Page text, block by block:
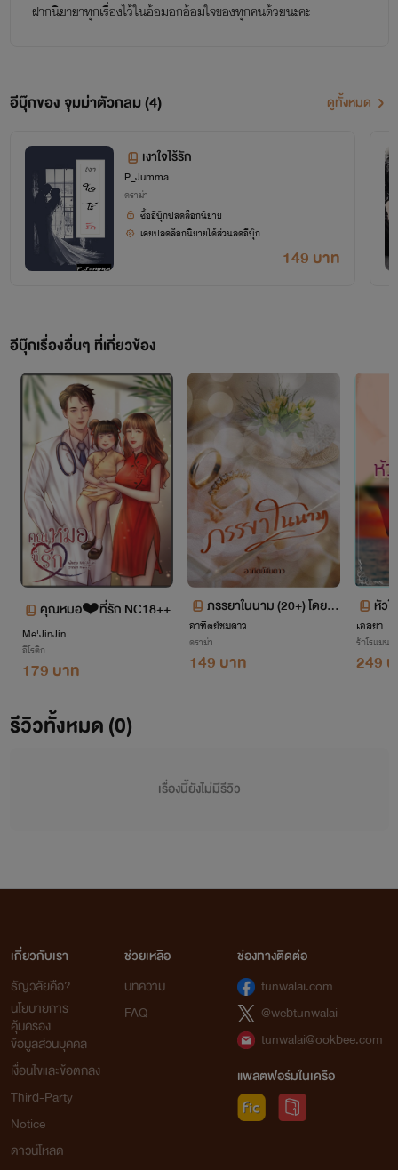
ฝากนิยายาทุกเรื่องไว้ในอ้อมอกอ้อมใจของทุกคนด้วยนะคะ
อีบุ๊กของ จุมม่าตัวกลม (4) ดูทั้งหมด
เงาใจไร้รัก
P_Jumma
ดราม่า
149 บาท
ซื้ออีบุ๊กปลดล็อกนิยาย
เคยปลดล็อกนิยายได้ส่วนลดอีบุ๊ก
อีบุ๊กเรื่องอื่นๆ ที่เกี่ยวข้อง
คุณหมอ❤️ที่รัก NC18++
Me'JinJin
อีโรติก
179 บาท
ภรรยาในนาม (20+) โดย อ
าทิตย์ชมดาว
อาทิตย์ชมดาว
ดราม่า
149 บาท
หัวใ
เอลยา
รักโรแมนติ
249
รีวิวทั้งหมด (0)
เรื่องนี้ยังไม่มีรีวิว
เกี่ยวกับเรา
ธัญวลัยคือ?
นโยบายการ
คุ้มครอง
ข้อมูลส่วนบุคคล
เงื่อนไขและข้อตกลง
Third-Party
Notice
ดาวน์โหลด
ช่วยเหลือ
บทความ
FAQ
ช่องทางติดต่อ
tunwalai.com
@webtunwalai
tunwalai@ookbee.com
แพลตฟอร์มในเครือ